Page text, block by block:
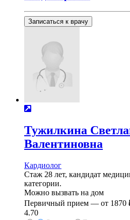
Записаться к врачу
Тужилкина
Валентиновна
Кардиолог
Стаж 28 лет, кандидат
категории.
Можно вызвать на дом
Первичный прием — от 1870
4.70